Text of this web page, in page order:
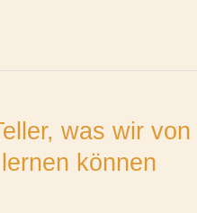
was wir von
können